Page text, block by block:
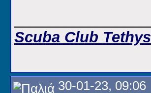
Scuba Club Tethys
30-01-23, 09:06